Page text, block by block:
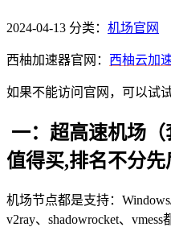
2024-04-13 分类： 机场官网
西柚加速器官网： 西柚云加
如果不能访问官网，可以试
一：超高速机场（
值得买,排名不分先
机场节点都是支持：
v2ray、shadowrocket、